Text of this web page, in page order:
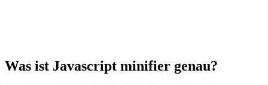
Was ist Javascript minifier genau?